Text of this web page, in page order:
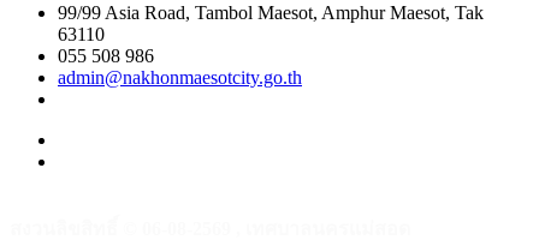
99/99 Asia Road, Tambol Maesot, Amphur Maesot, Tak
63110
055 508 986
admin@nakhonmaesotcity.go.th